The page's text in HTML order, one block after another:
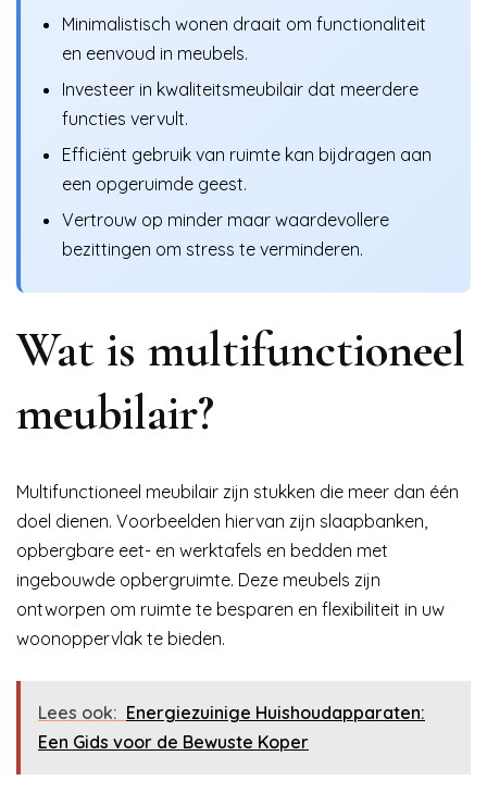
Minimalistisch wonen draait om functionaliteit
en eenvoud in meubels.
Investeer in kwaliteitsmeubilair dat meerdere
functies vervult.
Efficiënt gebruik van ruimte kan bijdragen aan
een opgeruimde geest.
Vertrouw op minder maar waardevollere
bezittingen om stress te verminderen.
Wat is multifunctioneel
meubilair?
Multifunctioneel meubilair zijn stukken die meer dan één
doel dienen. Voorbeelden hiervan zijn slaapbanken,
opbergbare eet- en werktafels en bedden met
ingebouwde opbergruimte. Deze meubels zijn
ontworpen om ruimte te besparen en flexibiliteit in uw
woonoppervlak te bieden.
Lees ook: Energiezuinige Huishoudapparaten:
Een Gids voor de Bewuste Koper